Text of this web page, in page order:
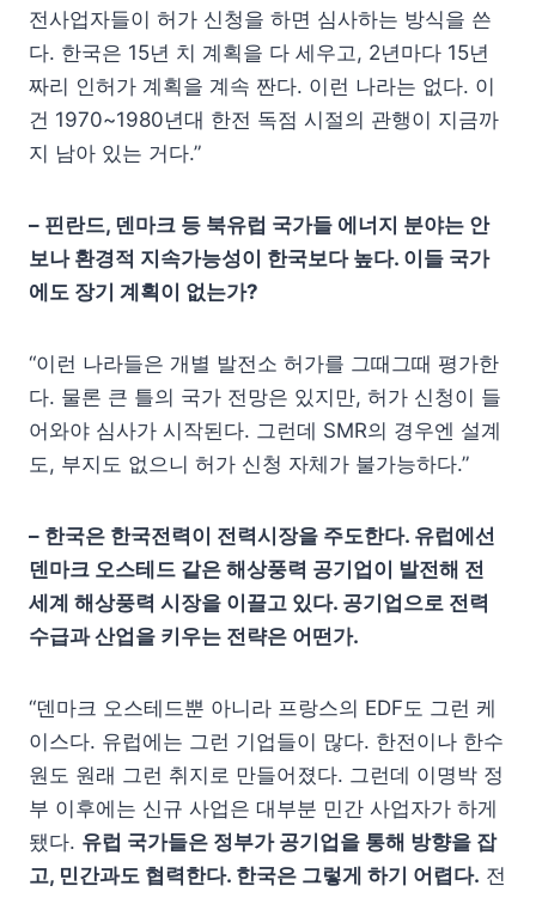
전사업자들이 허가 신청을 하면 심사하는 방식을 쓴
다. 한국은 15년 치 계획을 다 세우고, 2년마다 15년
짜리 인허가 계획을 계속 짠다. 이런 나라는 없다. 이
건 1970~1980년대 한전 독점 시절의 관행이 지금까
지 남아 있는 거다.”
– 핀란드, 덴마크 등 북유럽 국가들 에너지 분야는 안
보나 환경적 지속가능성이 한국보다 높다. 이들 국가
에도 장기 계획이 없는가?
“이런 나라들은 개별 발전소 허가를 그때그때 평가한
다. 물론 큰 틀의 국가 전망은 있지만, 허가 신청이 들
어와야 심사가 시작된다. 그런데 SMR의 경우엔 설계
도, 부지도 없으니 허가 신청 자체가 불가능하다.”
– 한국은 한국전력이 전력시장을 주도한다. 유럽에선
덴마크 오스테드 같은 해상풍력 공기업이 발전해 전
세계 해상풍력 시장을 이끌고 있다. 공기업으로 전력
수급과 산업을 키우는 전략은 어떤가.
“덴마크 오스테드뿐 아니라 프랑스의 EDF도 그런 케
이스다. 유럽에는 그런 기업들이 많다. 한전이나 한수
원도 원래 그런 취지로 만들어졌다. 그런데 이명박 정
부 이후에는 신규 사업은 대부분 민간 사업자가 하게
됐다. 유럽 국가들은 정부가 공기업을 통해 방향을 잡
고, 민간과도 협력한다. 한국은 그렇게 하기 어렵다. 전